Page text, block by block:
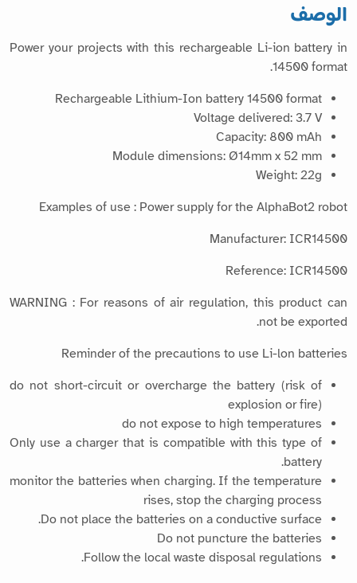
الوصف
Power your projects with this rechargeable Li-ion battery in
14500 format.
Rechargeable Lithium-Ion battery 14500 format
Voltage delivered: 3.7 V
Capacity: 800 mAh
Module dimensions: Ø14mm x 52 mm
Weight: 22g
Examples of use : Power supply for the AlphaBot2 robot
Manufacturer: ICR14500
Reference: ICR14500
WARNING : For reasons of air regulation, this product can
not be exported.
Reminder of the precautions to use Li-lon batteries
do not short-circuit or overcharge the battery (risk of
explosion or fire)
do not expose to high temperatures
Only use a charger that is compatible with this type of
battery.
monitor the batteries when charging. If the temperature
rises, stop the charging process
Do not place the batteries on a conductive surface.
Do not puncture the batteries
Follow the local waste disposal regulations.